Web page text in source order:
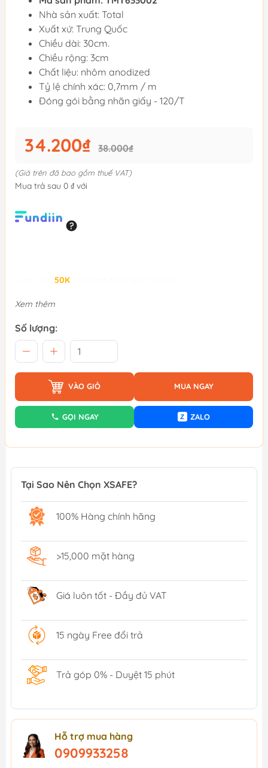
Nhà sản xuất: Total
Xuất xứ: Trung Quốc
Chiều dài: 30cm.
Chiều rộng: 3cm
Chất liệu: nhôm anodized
Tỷ lệ chính xác: 0,7mm / m
Đóng gói bằng nhãn giấy - 120/T
34.200₫ 38.000₫
(Giá trên đã bao gồm thuế VAT)
Mua trả sau 0 ₫ với
50K
Xem thêm
Số lượng:
VÀO GIỎ MUA NGAY
GỌI NGAY Z ZALO
Tại Sao Nên Chọn XSAFE?
100% Hàng chính hãng
>15,000 mặt hàng
Giá luôn tốt - Đầy đủ VAT
15 ngày Free đổi trả
Trả góp 0% - Duyệt 15 phút
Hỗ trợ mua hàng
0909933258